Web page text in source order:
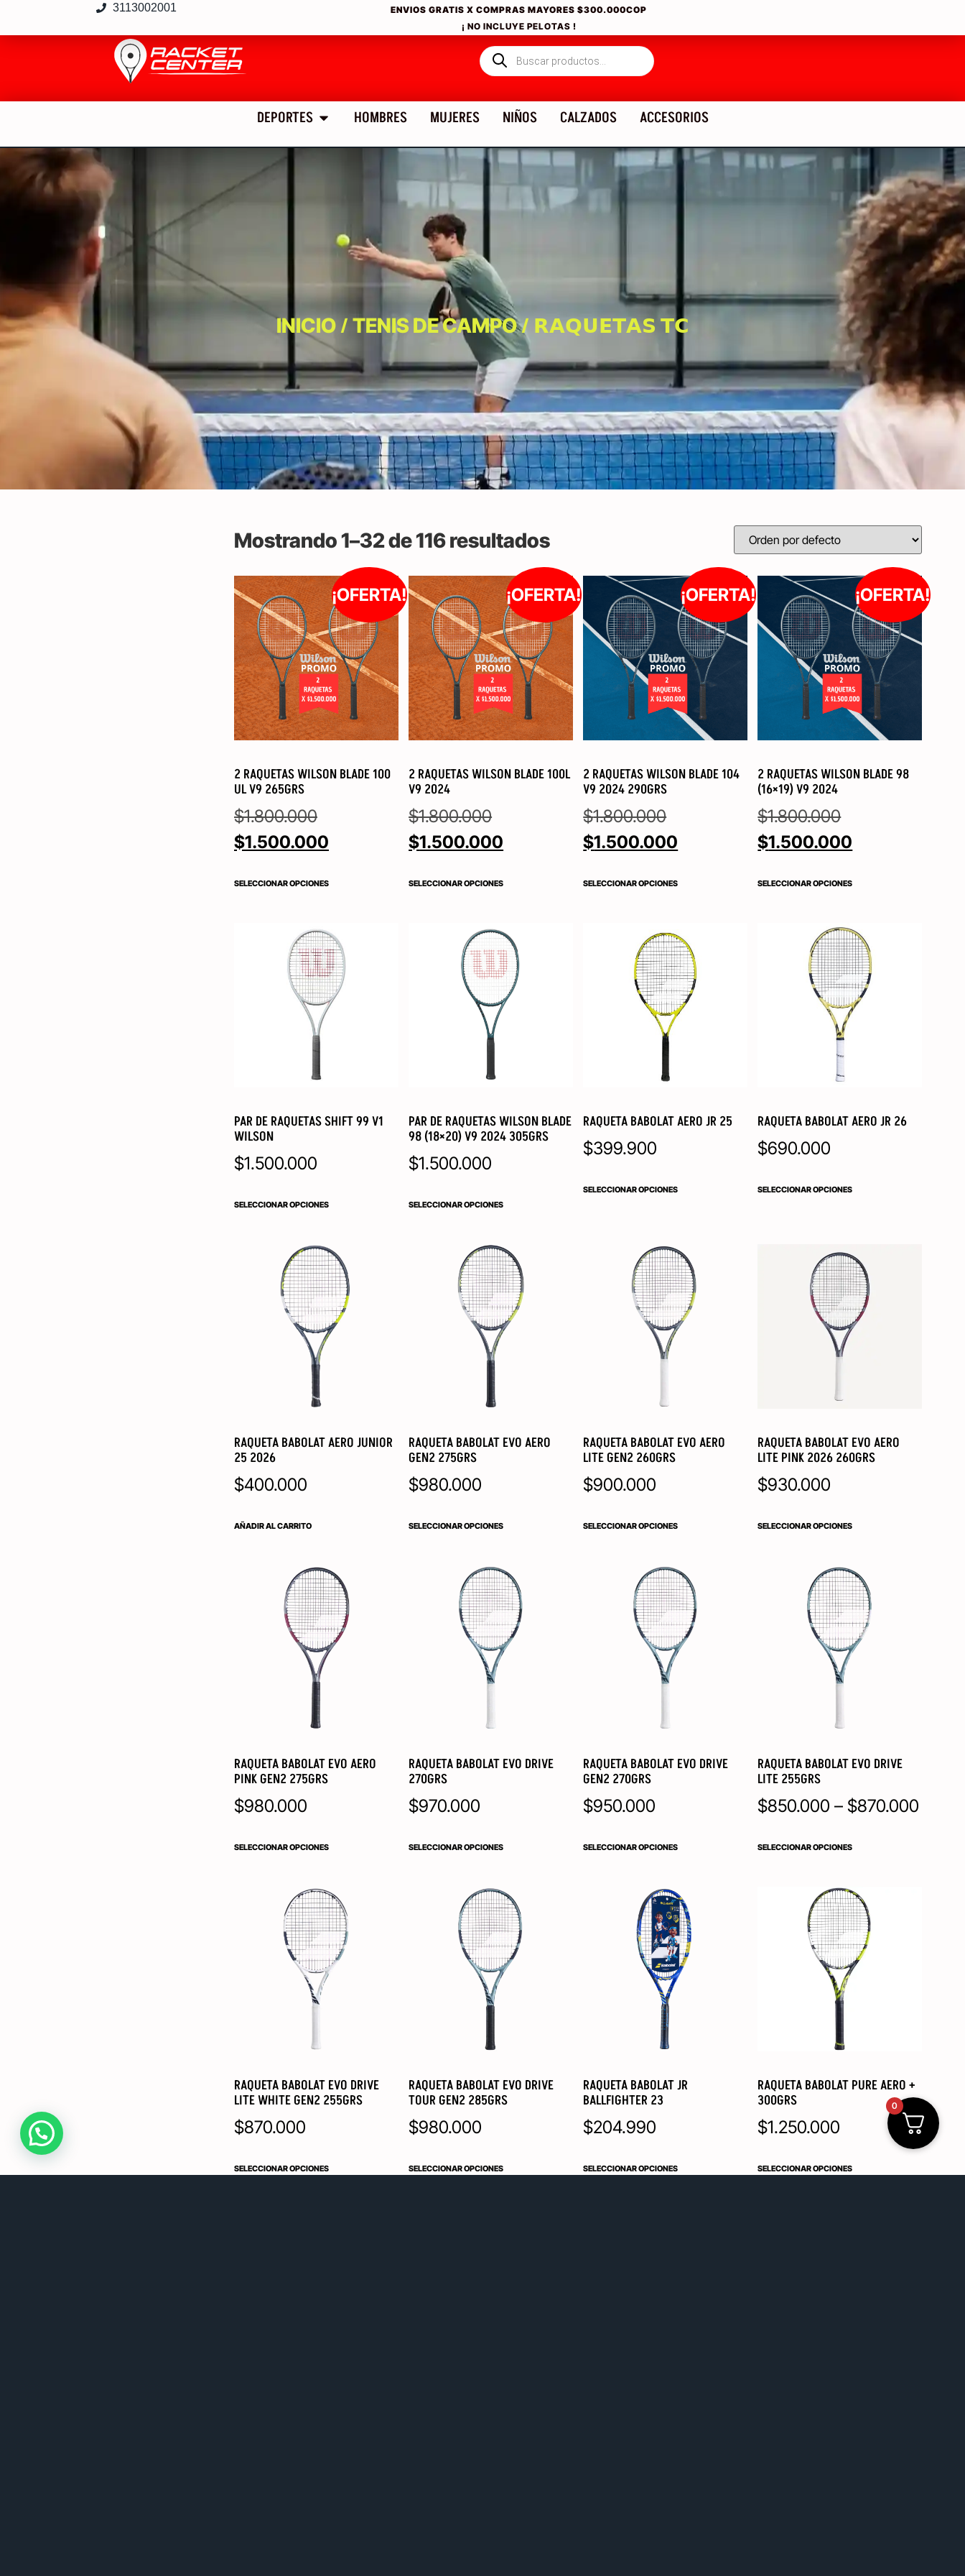
3113002001 ENVIOS GRATIS X COMPRAS MAYORES$300.000COP
¡ NO INCLUYE PELOTAS !
DEPORTES HOMBRES MUJERES NIÑOS CALZADOS ACCESORIOS
INICIO/ TENIS DE CAMPO/ 𝗥𝗔𝗤𝗨𝗘𝗧𝗔𝗦 𝗧𝗖
Mostrando 1–32 de 116 resultados
¡OFERTA!
2 RAQUETAS WILSON BLADE 100
UL V9 265GRS
$1.800.000
$1.500.000
SELECCIONAR OPCIONES
¡OFERTA!
2 RAQUETAS WILSON BLADE 100L
V9 2024
$1.800.000
$1.500.000
SELECCIONAR OPCIONES
¡OFERTA!
2 RAQUETAS WILSON BLADE 104
V9 2024 290GRS
$1.800.000
$1.500.000
SELECCIONAR OPCIONES
¡OFERTA!
2 RAQUETAS WILSON BLADE 98
(16×19) V9 2024
$1.800.000
$1.500.000
SELECCIONAR OPCIONES
PAR DE RAQUETAS SHIFT 99 V1
WILSON
$1.500.000
SELECCIONAR OPCIONES
PAR DE RAQUETAS WILSON BLADE
98 (18×20) V9 2024 305GRS
$1.500.000
SELECCIONAR OPCIONES
RAQUETA BABOLAT AERO JR 25
$399.900
SELECCIONAR OPCIONES
RAQUETA BABOLAT AERO JR 26
$690.000
SELECCIONAR OPCIONES
RAQUETA BABOLAT AERO JUNIOR
25 2026
$400.000
AÑADIR AL CARRITO
RAQUETA BABOLAT EVO AERO
GEN2 275GRS
$980.000
SELECCIONAR OPCIONES
RAQUETA BABOLAT EVO AERO
LITE GEN2 260GRS
$900.000
SELECCIONAR OPCIONES
RAQUETA BABOLAT EVO AERO
LITE PINK 2026 260GRS
$930.000
SELECCIONAR OPCIONES
RAQUETA BABOLAT EVO AERO
PINK GEN2 275GRS
$980.000
SELECCIONAR OPCIONES
RAQUETA BABOLAT EVO DRIVE
270GRS
$970.000
SELECCIONAR OPCIONES
RAQUETA BABOLAT EVO DRIVE
GEN2 270GRS
$950.000
SELECCIONAR OPCIONES
RAQUETA BABOLAT EVO DRIVE
LITE 255GRS
$850.000 – $870.000
SELECCIONAR OPCIONES
RAQUETA BABOLAT EVO DRIVE
LITE WHITE GEN2 255GRS
$870.000
SELECCIONAR OPCIONES
RAQUETA BABOLAT EVO DRIVE
TOUR GEN2 285GRS
$980.000
SELECCIONAR OPCIONES
RAQUETA BABOLAT JR
BALLFIGHTER 23
$204.990
SELECCIONAR OPCIONES
RAQUETA BABOLAT PURE AERO +
300GRS
$1.250.000
SELECCIONAR OPCIONES
0